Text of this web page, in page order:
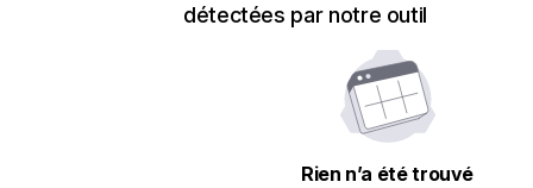
détectées par notre outil
Rien n’a été trouvé